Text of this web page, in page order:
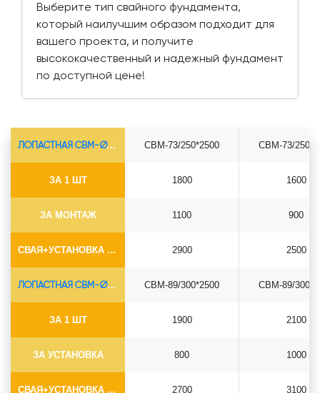
Выберите тип свайного фундамента,
который наилучшим образом подходит для
вашего проекта, и получите
высококачественный и надежный фундамент
по доступной цене!
ЛОПАСТНАЯ СВМ-Ø73*5.5
ЗА 1 ШТ
ЗА МОНТАЖ
СВАЯ+УСТАНОВКА (БЕЗ ОГОЛОВКА)
СВМ-73/250*2500
1800
1100
2900
СВМ-73/
1600
900
2500
ЛОПАСТНАЯ СВМ-Ø89*6.5
ЗА 1 ШТ
ЗА УСТАНОВКА
СВАЯ+УСТАНОВКА (БЕЗ ОГОЛОВКА)
СВМ-89/300*2500
1900
800
2700
СВМ-89/
2100
1000
3100